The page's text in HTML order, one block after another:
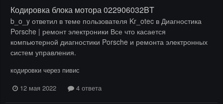
Кодировка блока мотора 022906032BT
b_o_y ответил в теме пользователя Kr_otec в Диагностика
Porsche | ремонт электроники Все что касается
компьютерной диагностики Porsche и ремонта электронных
систем управления.
кодировки через пивис
12 мая 2022
4 ответа